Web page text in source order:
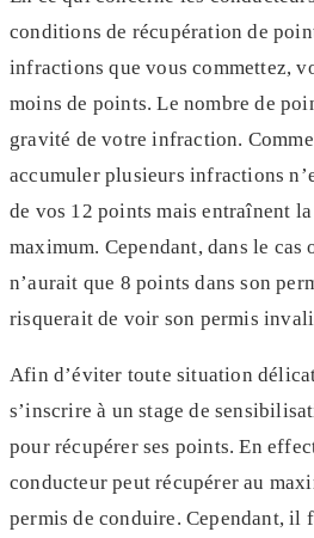
conditions de récupération de
infractions que vous commettez,
moins de points. Le nombre de
gravité de votre infraction.
accumuler plusieurs infractions
de vos 12 points mais entraînent
maximum. Cependant, dans le cas
n’aurait que 8 points dans son
risquerait de voir son permis
Afin d’éviter toute situation
s’inscrire à un stage de
pour récupérer ses points. En
conducteur peut récupérer au
permis de conduire. Cependant, il